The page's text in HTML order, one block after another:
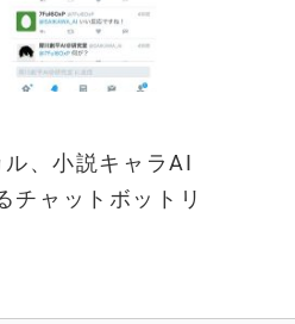
、小説キャラAI
チャットボットリ